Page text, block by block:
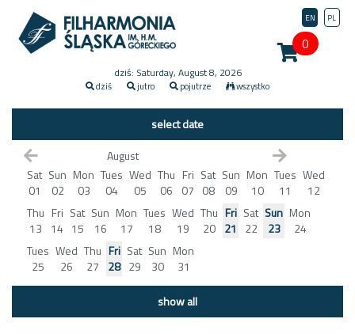
PL
EN
0
dziś: Saturday, August 8, 2026
dziś jutro pojutrze wszystko
select date
August
Sat
01
Sun
02
Mon
03
Tues
04
Wed
05
Thu
06
Fri
07
Sat
08
Sun
09
Mon
10
Tues
11
Wed
12
Thu
13
Fri
14
Sat
15
Sun
16
Mon
17
Tues
18
Wed
19
Thu
20
Fri
21
Sat
22
Sun
23
Mon
24
Tues
25
Wed
26
Thu
27
Fri
28
Sat
29
Sun
30
Mon
31
show all